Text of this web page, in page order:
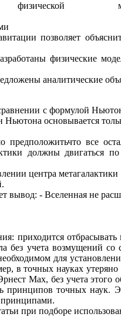
позволяет
физические
аналитические
с формулой
Ньютона основывается
все
должны двигаться
центра
- Вселенная не
приходится
без учета возмущений
для
в точных науках
Мах, без учета
принципов точных
при подборе